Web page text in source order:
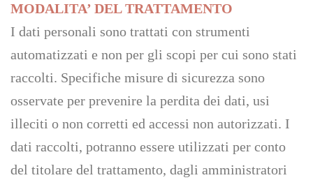
MODALITA’ DEL TRATTAMENTO
I dati personali sono trattati con strumenti
automatizzati e non per gli scopi per cui sono stati
raccolti. Specifiche misure di sicurezza sono
osservate per prevenire la perdita dei dati, usi
illeciti o non corretti ed accessi non autorizzati. I
dati raccolti, potranno essere utilizzati per conto
del titolare del trattamento, dagli amministratori